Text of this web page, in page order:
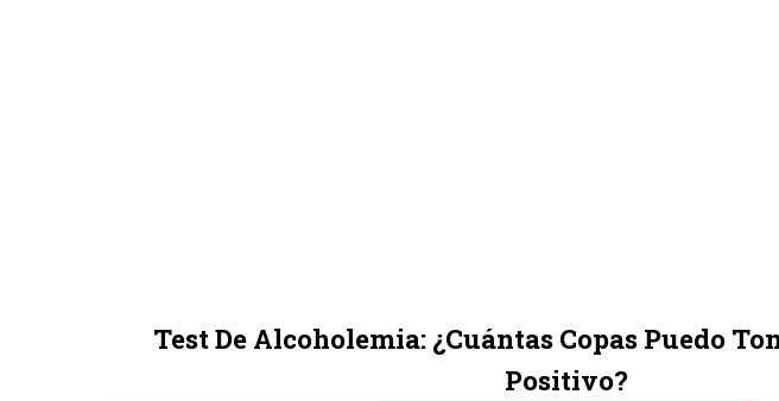
Test De Alcoholemia: ¿Cuántas Copas Puedo
Positivo?